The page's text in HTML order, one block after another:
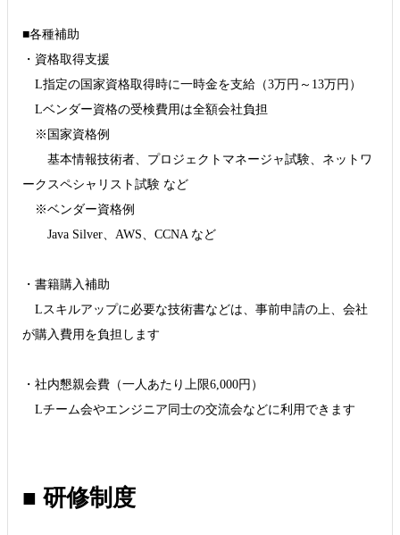
■各種補助
・資格取得支援
L指定の国家資格取得時に一時金を支給（3万円～13万円）
Lベンダー資格の受検費用は全額会社負担
※国家資格例
基本情報技術者、プロジェクトマネージャ試験、ネットワ
ークスペシャリスト試験 など
※ベンダー資格例
Java Silver、AWS、CCNA など
・書籍購入補助
Lスキルアップに必要な技術書などは、事前申請の上、会社
が購入費用を負担します
・社内懇親会費（一人あたり上限6,000円）
Lチーム会やエンジニア同士の交流会などに利用できます
■ 研修制度